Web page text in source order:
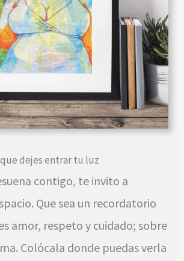
dejes entrar tu luz
contigo, te invito a
Que sea un recordatorio
amor, respeto y cuidado; sobre
Colócala donde puedas verla